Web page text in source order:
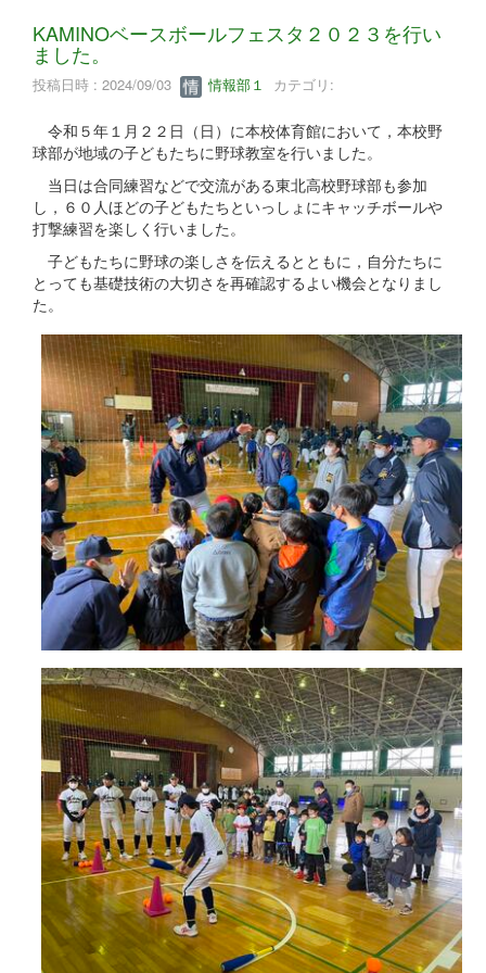
KAMINOベースボールフェスタ２０２３を行い
ました。
投稿日時 : 2024/09/03 情報部１ カテゴリ:
令和５年１月２２日（日）に本校体育館において，本校野
球部が地域の子どもたちに野球教室を行いました。
当日は合同練習などで交流がある東北高校野球部も参加
し，６０人ほどの子どもたちといっしょにキャッチボールや
打撃練習を楽しく行いました。
子どもたちに野球の楽しさを伝えるとともに，自分たちに
とっても基礎技術の大切さを再確認するよい機会となりまし
た。